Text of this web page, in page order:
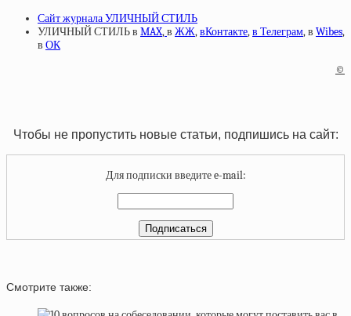
Сайт журнала УЛИЧНЫЙ СТИЛЬ
УЛИЧНЫЙ СТИЛЬ в MAX,в ЖЖ,вКонтакте,в Телеграм, в Wibes,
в ОК
©
Чтобы не пропустить новые статьи, подпишись на сайт:
Для подписки введите e-mail:
Смотрите также: